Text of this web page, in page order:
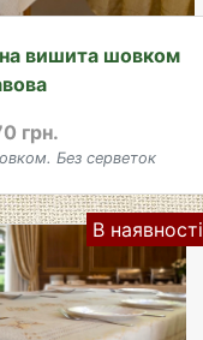
вишита шовком
грн.
Без серветок
В наявності